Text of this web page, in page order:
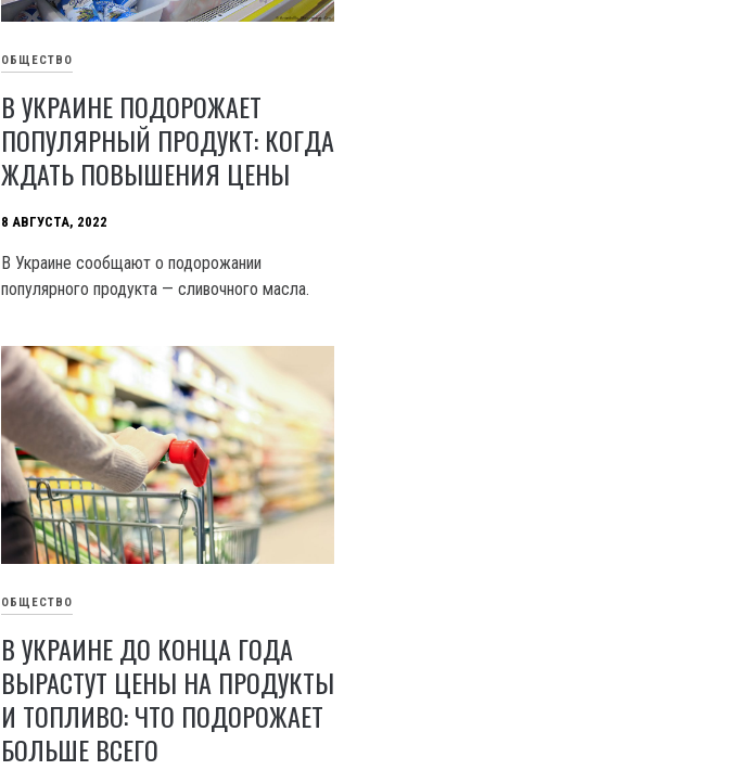
ОБЩЕСТВО
В УКРАИНЕ ПОДОРОЖАЕТ
ПОПУЛЯРНЫЙ ПРОДУКТ: КОГДА
ЖДАТЬ ПОВЫШЕНИЯ ЦЕНЫ
8 АВГУСТА, 2022
В Украине сообщают о подорожании
популярного продукта — сливочного масла.
ОБЩЕСТВО
В УКРАИНЕ ДО КОНЦА ГОДА
ВЫРАСТУТ ЦЕНЫ НА ПРОДУКТЫ
И ТОПЛИВО: ЧТО ПОДОРОЖАЕТ
БОЛЬШЕ ВСЕГО